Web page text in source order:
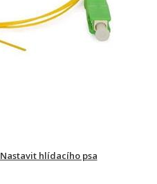
Nastavit hlídacího psa